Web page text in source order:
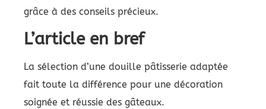
grâce à des conseils précieux.
L’article en bref
La sélection d’une douille pâtisserie adaptée
fait toute la différence pour une décoration
soignée et réussie des gâteaux.